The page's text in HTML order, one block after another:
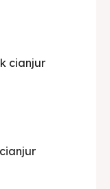
cianjur